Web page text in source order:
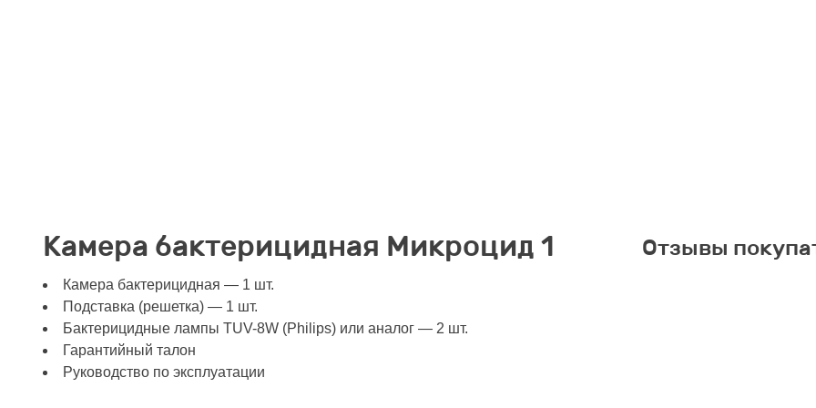
Камера бактерицидная Микроцид 1
Камера бактерицидная — 1 шт.
Подставка (решетка) — 1 шт.
Бактерицидные лампы TUV-8W (Philips) или аналог — 2 шт.
Гарантийный талон
Руководство по эксплуатации
Отзывы